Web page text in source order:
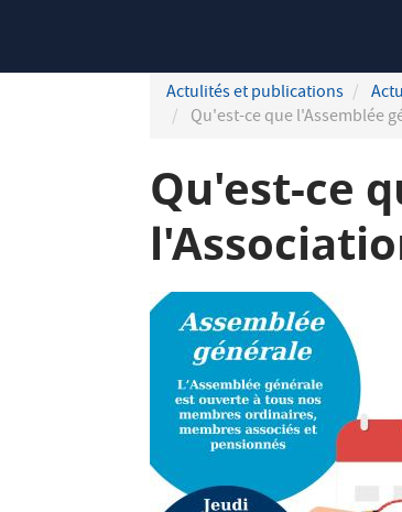
Actulités et publications
Qu'est-ce que l'Assemblée
Qu'est-ce